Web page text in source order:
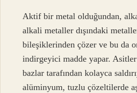
Aktif bir metal olduğundan,
alkali metaller dışındaki
bileşiklerinden çözer ve bu da
indirgeyici madde yapar.
bazlar tarafından kolayca
alüminyum, tuzlu çözeltilerde